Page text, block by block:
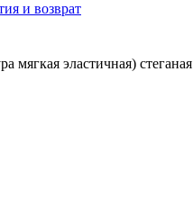
и возврат
мягкая эластичная) стеганая